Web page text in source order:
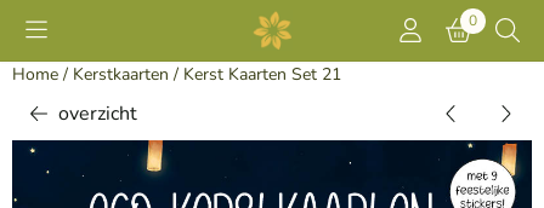
Cookievoorkeuren zijn momenteel gesloten. 0
Home / Kerstkaarten / Kerst Kaarten Set 21
overzicht